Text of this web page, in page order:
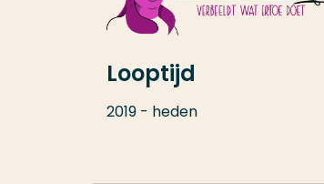
Looptijd
2019 - heden